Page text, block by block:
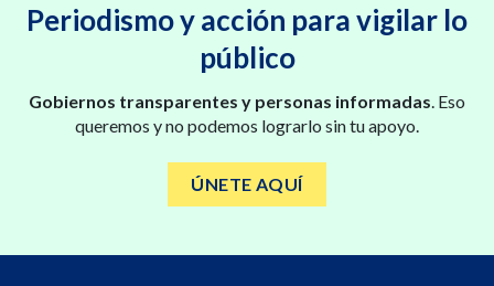
Periodismo y acción para vigilar lo
público
Gobiernos transparentes y personas informadas . Eso
queremos y no podemos lograrlo sin tu apoyo.
ÚNETE AQUÍ